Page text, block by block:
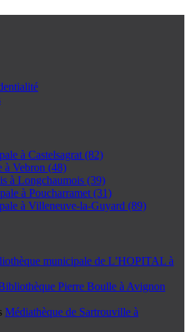
à Castelsagrat (82)
à Vebron (48)
à Longchaumois (39)
à Poucharramet (31)
à Villeneuve-la-Guyard (89)
municipale de L’HOPITAL à
Pierre Boulle à Avignon
Médiathèque de Sartrouville à